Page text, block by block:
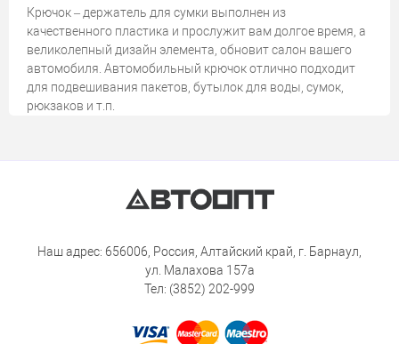
Крючок – держатель для сумки выполнен из
качественного пластика и прослужит вам долгое время, а
великолепный дизайн элемента, обновит салон вашего
автомобиля. Автомобильный крючок отлично подходит
для подвешивания пакетов, бутылок для воды, сумок,
рюкзаков и т.п.
Наш адрес: 656006, Россия, Алтайский край, г. Барнаул,
ул. Малахова 157а
Тел: (3852) 202-999